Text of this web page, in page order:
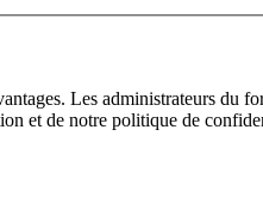
Les administrateurs du
et de notre politique de